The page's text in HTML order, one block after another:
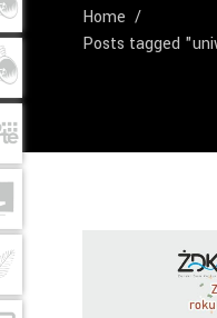
Home /
Posts tagged